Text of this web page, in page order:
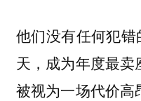
他们没有任何犯错
天，成为年度最
被视为一场代价